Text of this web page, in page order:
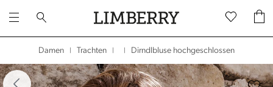
Damen Trachten Dirndlbluse hochgeschlossen
überspringen